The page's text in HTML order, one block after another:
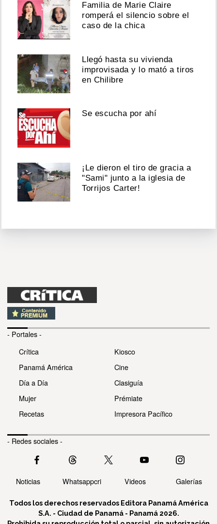
Familia de Marie Claire
romperá el silencio sobre el
caso de la chica
Llegó hasta su vivienda
improvisada y lo mató a tiros
en Chilibre
Se escucha por ahí
¡Le dieron el tiro de gracia a
"Sami" junto a la iglesia de
Torrijos Carter!
- Portales -
Crítica
Panamá América
Día a Día
Mujer
Recetas
Kiosco
Cine
Clasiguía
Prémiate
Impresora Pacífico
- Redes sociales -
Noticias Whatsappcri Videos Galerías
Todos los derechos reservados Editora Panamá América
S.A. - Ciudad de Panamá - Panamá 2026.